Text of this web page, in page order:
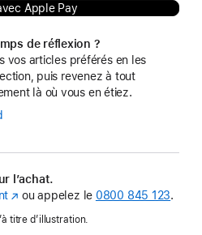
Apple Pay
de réflexion ?
vos articles préférés en les
puis revenez à tout
là où vous en étiez.
l’achat.
(s’ouvre
une
ou appelez le 0800 845 123.
titre d’illustration.